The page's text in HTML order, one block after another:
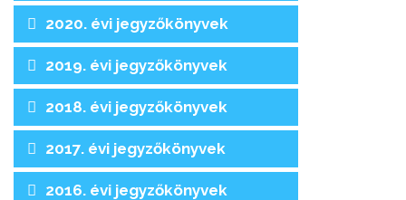
2020. évi jegyzőkönyvek
2019. évi jegyzőkönyvek
2018. évi jegyzőkönyvek
2017. évi jegyzőkönyvek
2016. évi jegyzőkönyvek